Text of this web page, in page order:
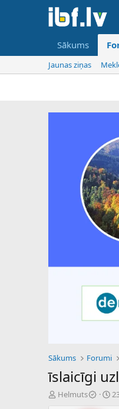
Sākums
Jaunas ziņas
Sākums Forumi
īslaicīgi
P
Helmuts
S